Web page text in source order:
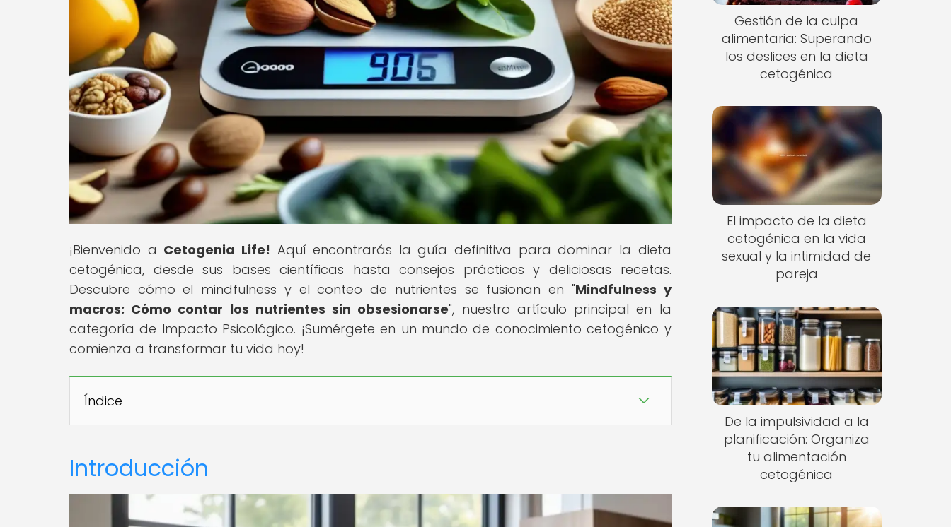
¡Bienvenido a Cetogenia Life! Aquí encontrarás la guía definitiva para dominar la dieta
cetogénica, desde sus bases científicas hasta consejos prácticos y deliciosas recetas.
Descubre cómo el mindfulness y el conteo de nutrientes se fusionan en "Mindfulness y
macros: Cómo contar los nutrientes sin obsesionarse", nuestro artículo principal en la
categoría de Impacto Psicológico. ¡Sumérgete en un mundo de conocimiento cetogénico y
comienza a transformar tu vida hoy!
Índice
Introducción
Gestión de la culpa
alimentaria: Superando
los deslices en la dieta
cetogénica
El impacto de la dieta
cetogénica en la vida
sexual y la intimidad de
pareja
De la impulsividad a la
planificación: Organiza
tu alimentación
cetogénica